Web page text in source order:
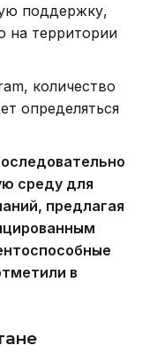
поддержку,
на территории
количество
определяться
среду для
предлагая
в